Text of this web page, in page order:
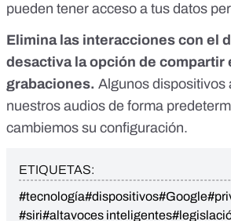
pueden tener acceso a tus datos
Elimina las interacciones con el
desactiva la opción de compartir
grabaciones. Algunos dispositivos
nuestros audios de forma
cambiemos su configuración.
ETIQUETAS:
#tecnología#dispositivos#Google
#siri#altavoces inteligentes